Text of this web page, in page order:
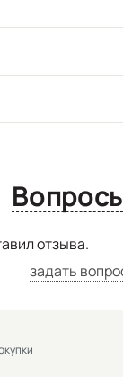
отзыва.
задать